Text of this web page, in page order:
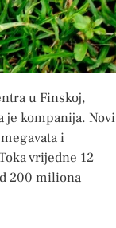
u Finskoj,
je kompanija. Novi
i
vrijedne 12
200 miliona